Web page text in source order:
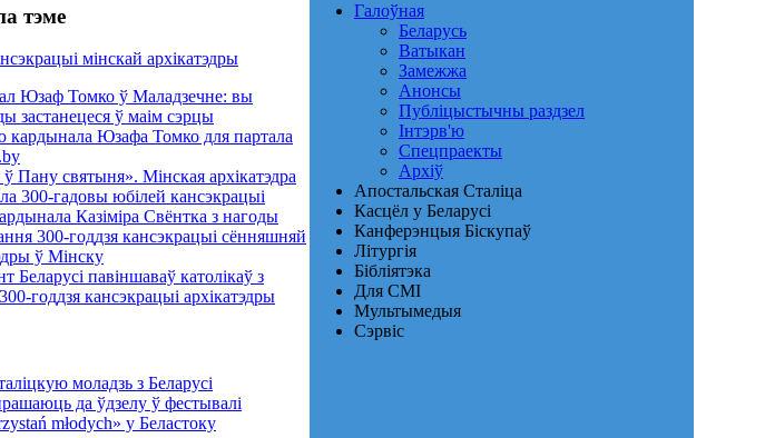
тэме
мінскай архікатэдры
Юзаф Томко ў Маладзечне: вы
застанецеся ў маім сэрцы
кардынала Юзафа Томко для партала
ў Пану святыня». Мінская архікатэдра
300-гадовы юбілей кансэкрацыі
Казіміра Свёнтка з нагоды
300-годдзя кансэкрацыі сённяшняй
ў Мінску
Беларусі павіншаваў католікаў з
годдзя кансэкрацыі архікатэдры
моладзь з Беларусі
да ўдзелу ў фестывалі
młodych» у Беластоку
Галоўная
Беларусь
Ватыкан
Замежжа
Анонсы
Публіцыстычны раздзел
Інтэрв'ю
Спецпраекты
Архіў
Апостальская Сталіца
Касцёл у Беларусі
Канферэнцыя Біскупаў
Літургія
Бібліятэка
Для СМІ
Мультымедыя
Сэрвіс